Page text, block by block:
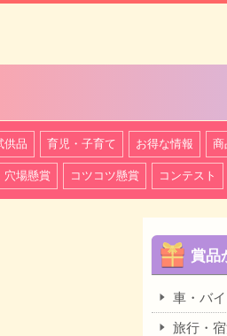
供品 育児・子育て お得な情報 商
穴場懸賞 コツコツ懸賞 コンテスト
賞品
車・バ
旅行・